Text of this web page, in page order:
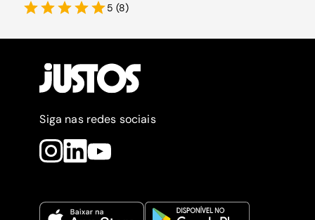
5 (8)
Siga nas redes sociais